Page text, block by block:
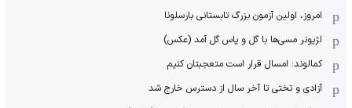
امروز، اولین آزمون بزرگ تابستانی بارسلونا
لژیونر مسی‌ها با گل و پاس گل آمد (عکس)
کمالوند: امسال قرار است متعجبتان کنیم
آزادی و تختی تا آخر سال از دسترس خارج شد